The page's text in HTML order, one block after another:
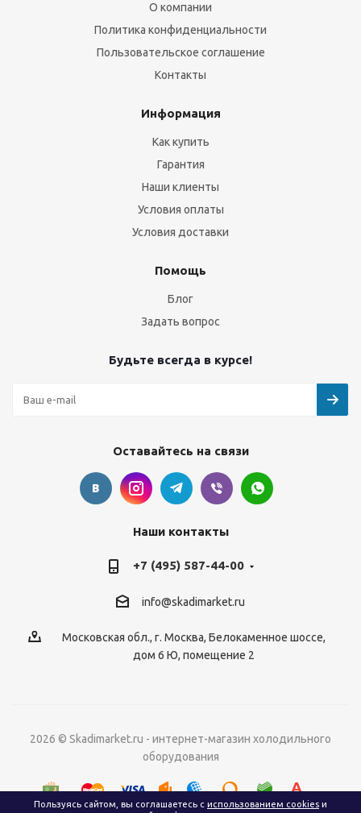
Пользуясь сайтом, вы соглашаетесь с использованием cookies и
О компании
Политика конфиденциальности
Пользовательское соглашение
Контакты
Информация
Как купить
Гарантия
Наши клиенты
Условия оплаты
Условия доставки
Помощь
Блог
Задать вопрос
Будьте всегда в курсе!
Оставайтесь на связи
Наши контакты
+7 (495) 587-44-00
info@skadimarket.ru
Московская обл., г. Москва, Белокаменное шоссе,
дом 6 Ю, помещение 2
2026 © Skadimarket.ru - интернет-магазин холодильного
оборудования